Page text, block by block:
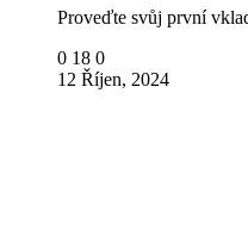
Proveďte svůj první
0 18 0
12 Říjen, 2024